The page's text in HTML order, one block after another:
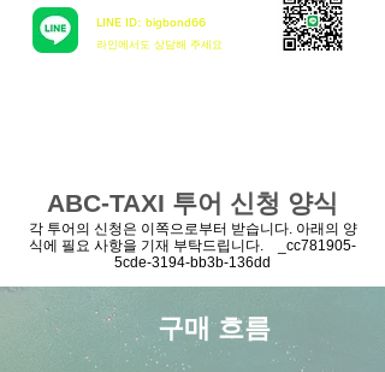
LINE ID: bigbond66
​라인에서도 상담해 주세요
ABC-TAXI 투어 신청 양식
각 투어의 신청은 이쪽으로부터 받습니다. 아래의 양
식에 필요 사항을 기재 부탁드립니다. _cc781905-
5cde-3194-bb3b-136dd
구매 흐름